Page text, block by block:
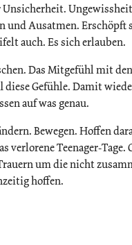
und Ausatmen. Erschöpft
auch. Es sich erlauben.
Das Mitgefühl mit
Gefühle. Damit
auf was genau.
Bewegen. Hoffen
Teenager-Tage.
um die nicht
hoffen.